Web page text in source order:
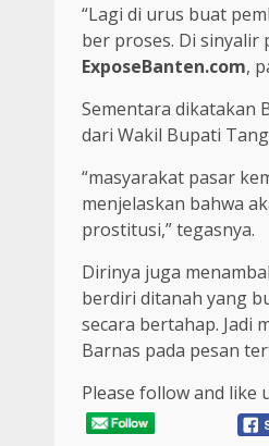
“Lagi di urus buat
ber proses. Di sinyalir
ExposeBanten.com,
Sementara dikatakan
dari Wakil Bupati
“masyarakat pasar
menjelaskan bahwa
prostitusi,” tegasnya.
Dirinya juga
berdiri ditanah yang
secara bertahap. Jadi
Barnas pada pesan
Please follow and like